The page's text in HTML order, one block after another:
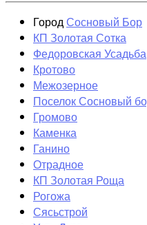
ГородСосновый Бор
КП Золотая Сотка
Федоровская Усадьба
Кротово
Межозерное
Поселок Сосновый
Громово
Каменка
Ганино
Отрадное
КП Золотая Роща
Рогожа
Сясьстрой